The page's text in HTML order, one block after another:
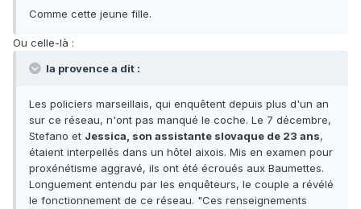
Comme cette jeune fille.
Ou celle-là :
la provence a dit :
Les policiers marseillais, qui enquêtent depuis plus d'un an
sur ce réseau, n'ont pas manqué le coche. Le 7 décembre,
Stefano et Jessica, son assistante slovaque de 23 ans,
étaient interpellés dans un hôtel aixois. Mis en examen pour
proxénétisme aggravé, ils ont été écroués aux Baumettes.
Longuement entendu par les enquêteurs, le couple a révélé
le fonctionnement de ce réseau. "Ces renseignements